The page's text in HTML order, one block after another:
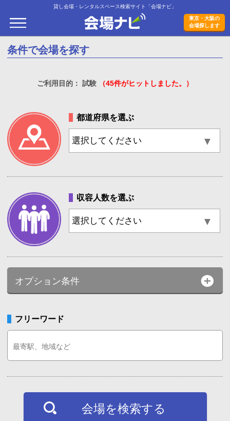
貸し会場・レンタルスペース検索サイト「会場ナビ」
東京・大阪の
会場探します
条件で会場を探す
ご利用目的： 試験 （45件がヒットしました。）
都道府県を選ぶ
収容人数を選ぶ
オプション条件
フリーワード
会場を検索する